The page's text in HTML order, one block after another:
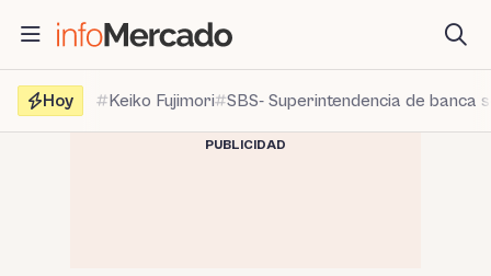
contenido
Hoy
Keiko Fujimori SBS- Superintendencia de banca
PUBLICIDAD